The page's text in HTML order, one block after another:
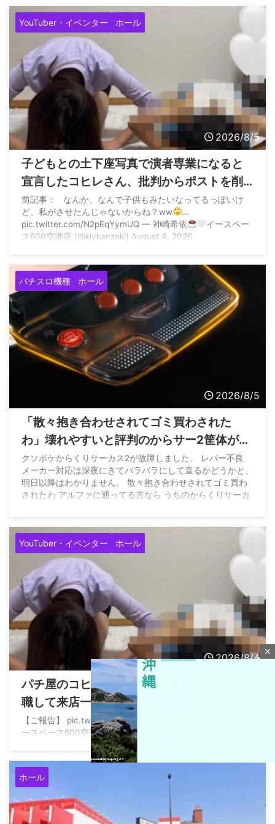
(@slotmania77777) August 5, 2026
YouTuber・イベンター ホール
2026/8/5
子どもとの土下座写真で演者専業になると
宣言したコヒレさん、批判からポストを削
除して再度子どもとの土下座写真でご報告
前記事： なんか、なんで子供もみたいなってるっぽいけ
ど、私がさせたんじゃないからね？ww
…
pic.twitter.com/N2pEqYymUQ — 神崎希依
イースペー
ス600空港店 (@kiykanzaki) August 4, 2026
パチスロ機種 ホール
2026/8/5
「散々抱き合わせされてゴミ買わされた
わ」壊れやすいと評判のからサー2筐体がレ
バー不良になって問合せたホールさんの悲
痛な声
クソボケからくりサーカス2が故障しました。 レバー不良
メーカー対応は深夜にきてバラバラにして直るかどうかと、
明日以降はわかりません。 散々抱き合わせされてゴミ買わ
されたわ アルファに通ってる方なら うちのからくりサーカ
店アルファ店長 (@coco_alpha777) August 4, 2026
YouTuber・イベンター ホール
2026/8/4
パチ屋のコヒレさん、ワゴンスタッフを退
職して来店一本で活動していくと子どもと
一緒に土下座へ
【ご報告】 pic.twitter.com/VJLlm7tFOq — 神崎希依
ースペース600空港店 (@kiykanzaki) August 3, 2026
ホール
close